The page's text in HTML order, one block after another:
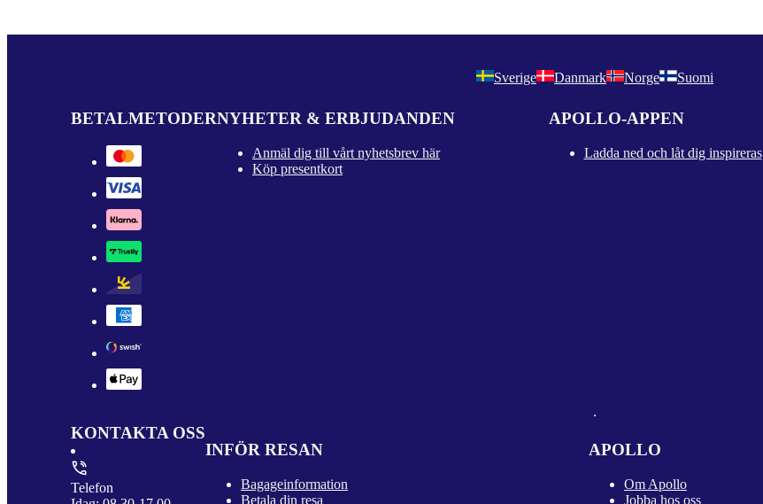
Sverige Danmark Norge Suomi
BETALMETODERNYHETER & ERBJUDANDEN
Anmäl dig till vårt nyhetsbrev här
Köp presentkort
APOLLO-APPEN
Ladda ned och låt dig inspireras
KONTAKTA OSS
Telefon
INFÖR RESAN
Bagageinformation
Betala din resa
APOLLO
Om Apollo
Jobba hos oss